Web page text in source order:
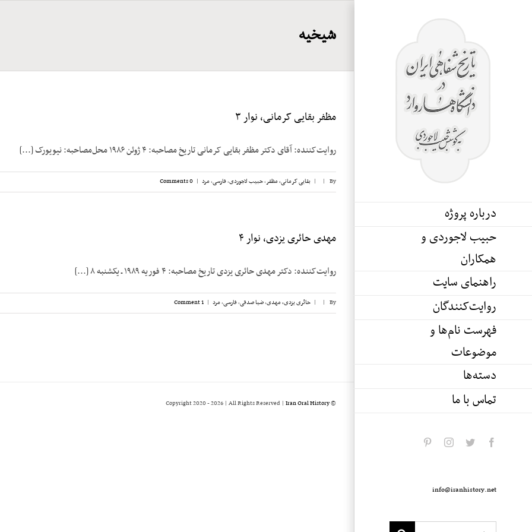
درباره پروژه
حبیب لاجوردی و
همکاران
راهنمای سایت
روایت‌کنندگان
فهرست نام‌ها و
موضوعات
دسته‌ها
تماس با ما
facebook
twitter
instagram
info@iranhistory.net
شیخیه
مظفر بقایی کرمانی، نوار ۳
روایت‌کننده: آقای دکتر مظفر بقایی کرمانی تاریخ مصاحبه: ۴ ژوئن ۱۹۸۶ محل‌مصاحبه: نیویورک [...]
By
|
| بقایی کرمانی، مظفر,حبیب لاجوردی,فارسی,مرد |
0 Comments
مهدی حائری یزدی، نوار ۴
روایت‌کننده: دکتر مهدی حائری یزدی تاریخ مصاحبه: ۴ فوریه ۱۹۸۹ ـ یکشنبه ۸ [...]
By
|
| حائری یزدی، مهدی,ضیا صدقی,فارسی,مرد |
1 Comment
© Copyright 2020 -
2026 | All Rights Reserved | Iran Oral History